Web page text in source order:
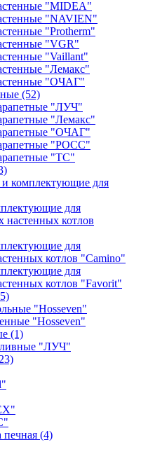
"MIDEA"
"NAVIEN"
"Protherm"
"VGR"
"Vaillant"
"Лемакс"
"ОЧАГ"
(52)
"ЛУЧ"
"Лемакс"
"ОЧАГ"
"РОСС"
"ТС"
комплектующие для
для
настенных котлов
для
котлов "Camino"
для
котлов "Favorit"
"Hosseven"
"Hosseven"
(1)
"ЛУЧ"
печная (4)